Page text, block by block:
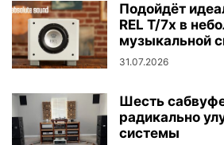
Подойдёт
REL T/7x в
музыкальной
31.07.2026
Шесть
радикально
системы